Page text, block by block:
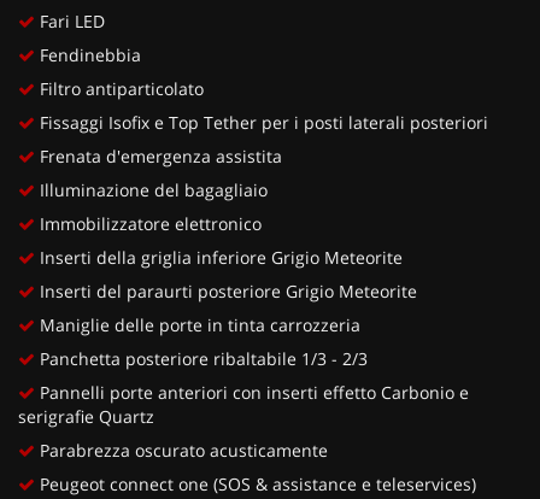
Fari LED
Fendinebbia
Filtro antiparticolato
Fissaggi Isofix e Top Tether per i posti laterali posteriori
Frenata d'emergenza assistita
Illuminazione del bagagliaio
Immobilizzatore elettronico
Inserti della griglia inferiore Grigio Meteorite
Inserti del paraurti posteriore Grigio Meteorite
Maniglie delle porte in tinta carrozzeria
Panchetta posteriore ribaltabile 1/3 - 2/3
Pannelli porte anteriori con inserti effetto Carbonio e
serigrafie Quartz
Parabrezza oscurato acusticamente
Peugeot connect one (SOS & assistance e teleservices)